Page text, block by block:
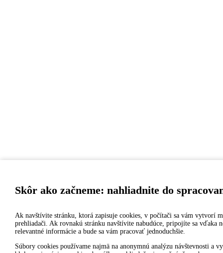
Skôr ako začneme: nahliadnite do
Ak navštívite stránku, ktorá zapisuje cookies, v počítači sa vám vytvorí
prehliadači. Ak rovnakú stránku navštívite nabudúce, pripojíte sa vďaka
relevantné informácie a bude sa vám pracovať jednoduchšie.
Súbory cookies používame najmä na anonymnú analýzu návštevnosti a